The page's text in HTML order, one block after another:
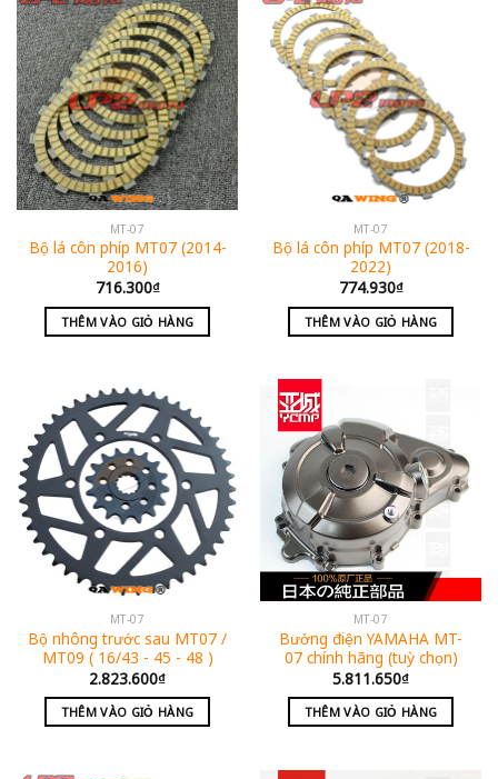
MT-07
Bộ lá côn phíp MT07 (2014-
2016)
716.300₫
THÊM VÀO GIỎ HÀNG
MT-07
Bộ lá côn phíp MT07 (2018-
2022)
774.930₫
THÊM VÀO GIỎ HÀNG
MT-07
Bộ nhông trước sau MT07 /
MT09 ( 16/43 - 45 - 48 )
2.823.600₫
THÊM VÀO GIỎ HÀNG
MT-07
Bưởng điện YAMAHA MT-
07 chính hãng (tuỳ chọn)
5.811.650₫
THÊM VÀO GIỎ HÀNG